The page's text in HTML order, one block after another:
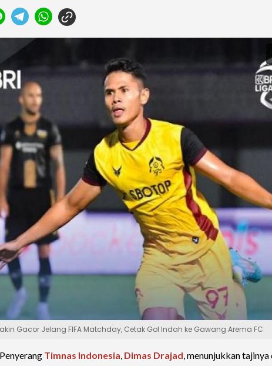
Gacor Jelang FIFA Matchday, Cetak Gol Indah ke Gawang Arema FC
Penyerang Timnas Indonesia, Dimas Drajad, menunjukkan tajinya